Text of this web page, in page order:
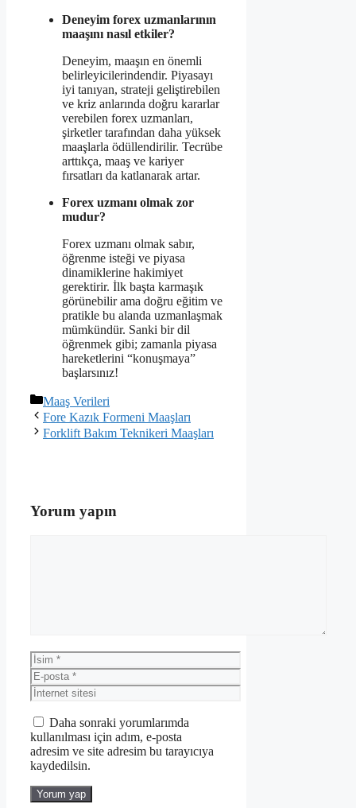
Deneyim forex uzmanlarının
maaşını nasıl etkiler?
Deneyim, maaşın en önemli
belirleyicilerindendir. Piyasayı
iyi tanıyan, strateji geliştirebilen
ve kriz anlarında doğru kararlar
verebilen forex uzmanları,
şirketler tarafından daha yüksek
maaşlarla ödüllendirilir. Tecrübe
arttıkça, maaş ve kariyer
fırsatları da katlanarak artar.
Forex uzmanı olmak zor
mudur?
Forex uzmanı olmak sabır,
öğrenme isteği ve piyasa
dinamiklerine hakimiyet
gerektirir. İlk başta karmaşık
görünebilir ama doğru eğitim ve
pratikle bu alanda uzmanlaşmak
mümkündür. Sanki bir dil
öğrenmek gibi; zamanla piyasa
hareketlerini “konuşmaya”
başlarsınız!
Kategoriler
Maaş Verileri
Fore Kazık Formeni Maaşları
Forklift Bakım Teknikeri Maaşları
Yorum yapın
İsim
E-
posta
İnternet
sitesi
Daha sonraki yorumlarımda
kullanılması için adım, e-posta
adresim ve site adresim bu tarayıcıya
kaydedilsin.